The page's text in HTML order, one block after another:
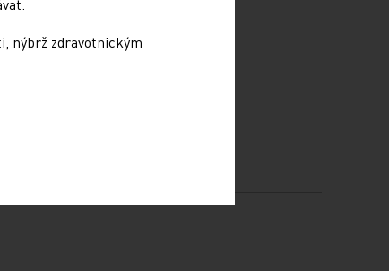
nýbrž zdravotnickým